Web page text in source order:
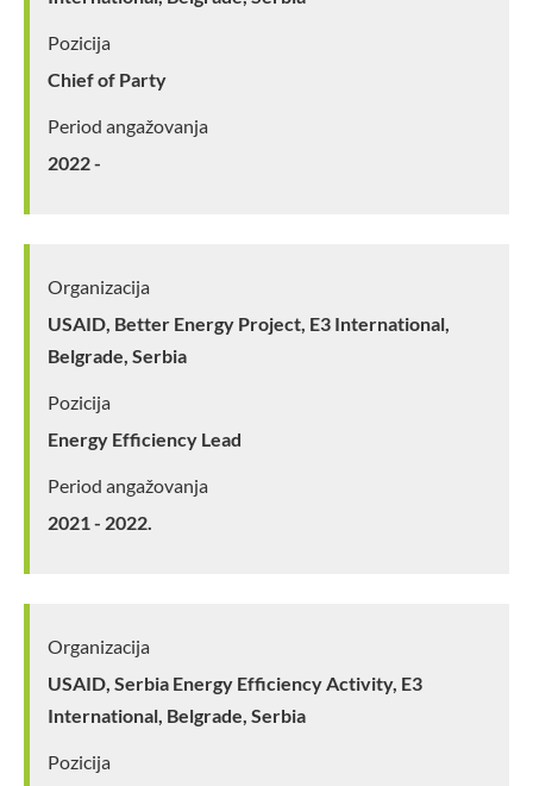
Pozicija
Chief of Party
Period angažovanja
2022 -
Organizacija
USAID, Better Energy Project, E3 International,
Belgrade, Serbia
Pozicija
Energy Efficiency Lead
Period angažovanja
2021 - 2022.
Organizacija
USAID, Serbia Energy Efficiency Activity, E3
International, Belgrade, Serbia
Pozicija